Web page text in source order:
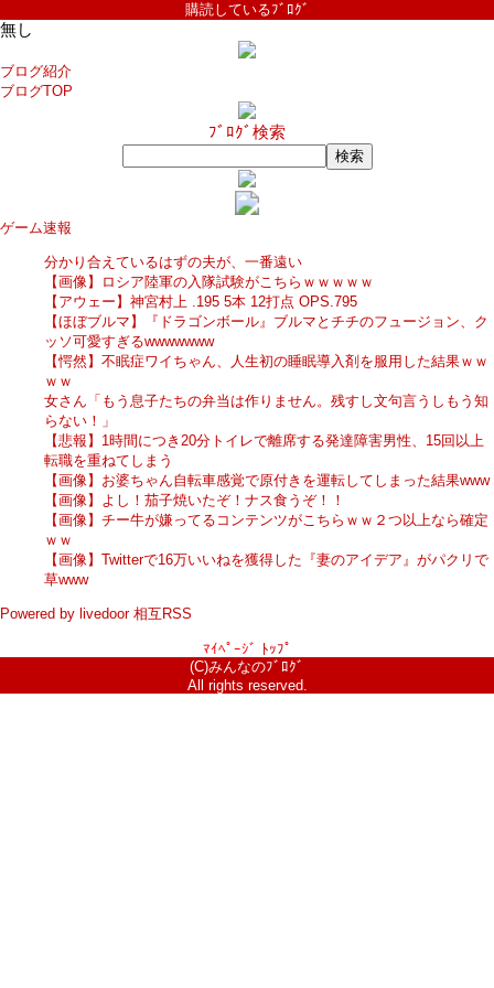
購読しているﾌﾞﾛｸﾞ
無し
ブログ紹介
ブログTOP
ﾌﾞﾛｸﾞ検索
ゲーム速報
分かり合えているはずの夫が、一番遠い
【画像】ロシア陸軍の入隊試験がこちらｗｗｗｗｗ
【アウェー】神宮村上 .195 5本 12打点 OPS.795
【ほぼブルマ】『ドラゴンボール』ブルマとチチのフュージョン、ク
ッソ可愛すぎるwwwwwww
【愕然】不眠症ワイちゃん、人生初の睡眠導入剤を服用した結果ｗｗ
ｗｗ
女さん「もう息子たちの弁当は作りません。残すし文句言うしもう知
らない！」
【悲報】1時間につき20分トイレで離席する発達障害男性、15回以上
転職を重ねてしまう
【画像】お婆ちゃん自転車感覚で原付きを運転してしまった結果www
【画像】よし！茄子焼いたぞ！ナス食うぞ！！
【画像】チー牛が嫌ってるコンテンツがこちらｗｗ２つ以上なら確定
ｗｗ
【画像】Twitterで16万いいねを獲得した『妻のアイデア』がパクリで
草www
Powered by livedoor 相互RSS
ﾏｲﾍﾟｰｼﾞ
ﾄｯﾌﾟ
(C)みんなのﾌﾞﾛｸﾞ
All rights reserved.